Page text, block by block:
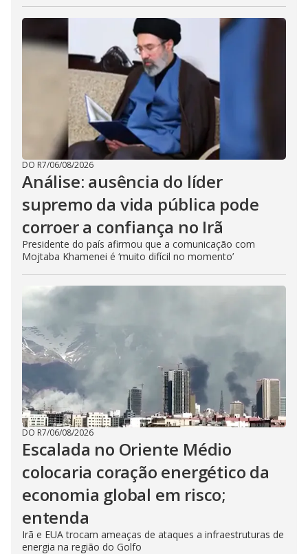
DO R7/06/08/2026
Análise: ausência do líder
supremo da vida pública pode
corroer a confiança no Irã
Presidente do país afirmou que a comunicação com
Mojtaba Khamenei é ‘muito difícil no momento’
DO R7/06/08/2026
Escalada no Oriente Médio
colocaria coração energético da
economia global em risco;
entenda
Irã e EUA trocam ameaças de ataques a infraestruturas de
energia na região do Golfo